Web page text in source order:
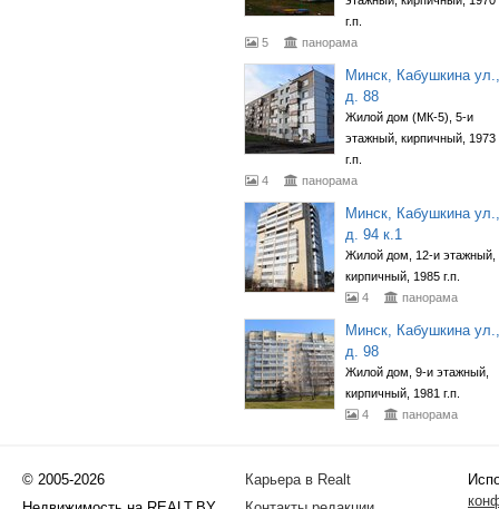
г.п.
5
панорама
Минск, Кабушкина ул.,
д. 88
Жилой дом (МК-5), 5-и
этажный, кирпичный, 1973
г.п.
4
панорама
Минск, Кабушкина ул.,
д. 94 к.1
Жилой дом, 12-и этажный,
кирпичный, 1985 г.п.
4
панорама
Минск, Кабушкина ул.,
д. 98
Жилой дом, 9-и этажный,
кирпичный, 1981 г.п.
4
панорама
© 2005-2026
Карьера в Realt